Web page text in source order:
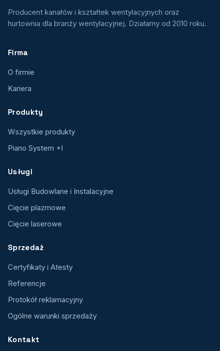
Producent kanałów i kształtek wentylacyjnych oraz
hurtownia dla branży wentylacyjnej. Działamy od 2010 roku.
Firma
O firmie
Kariera
Produkty
Wszystkie produkty
Piano System +I
Usługi
Usługi Budowlane i Instalacyjne
Cięcie plazmowe
Cięcie laserowe
Sprzedaż
Certyfikaty i Atesty
Referencje
Protokół reklamacyjny
Ogólne warunki sprzedaży
Kontakt